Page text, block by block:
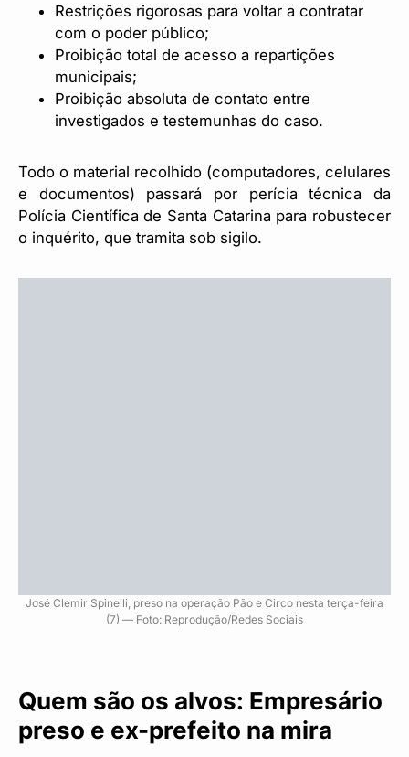
Restrições rigorosas para voltar a contratar
com o poder público;
Proibição total de acesso a repartições
municipais;
Proibição absoluta de contato entre
investigados e testemunhas do caso.
Todo o material recolhido (computadores, celulares
e documentos) passará por perícia técnica da
Polícia Científica de Santa Catarina para robustecer
o inquérito, que tramita sob sigilo.
José Clemir Spinelli, preso na operação Pão e Circo nesta terça-feira
(7) — Foto: Reprodução/Redes Sociais
Quem são os alvos: Empresário
preso e ex-prefeito na mira